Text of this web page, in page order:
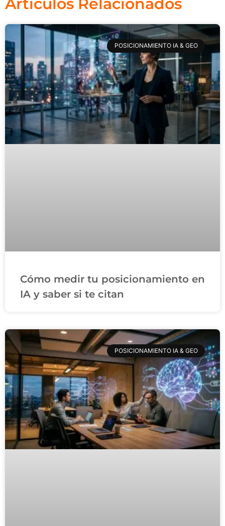
Artículos Relacionados
POSICIONAMIENTO IA & GEO
Cómo medir tu posicionamiento en
IA y saber si te citan
POSICIONAMIENTO IA & GEO